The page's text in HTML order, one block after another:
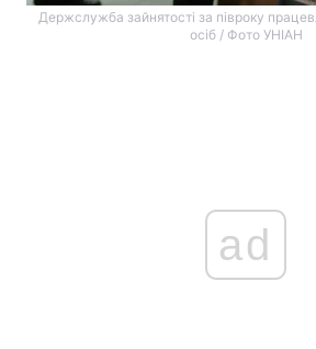
Держслужба зайнятості за півроку
осіб / Фото УНІАН
ad